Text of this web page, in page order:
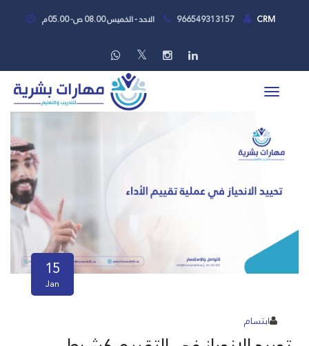
الاحد - الخميس 08.00 ص- 05.00م 966549313157 CRM
15
Jan
ابتسام